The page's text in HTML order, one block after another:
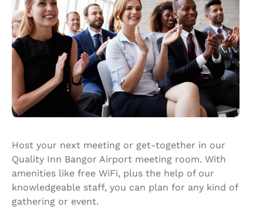
Host your next meeting or get-together in our
Quality Inn Bangor Airport meeting room. With
amenities like free WiFi, plus the help of our
knowledgeable staff, you can plan for any kind of
gathering or event.